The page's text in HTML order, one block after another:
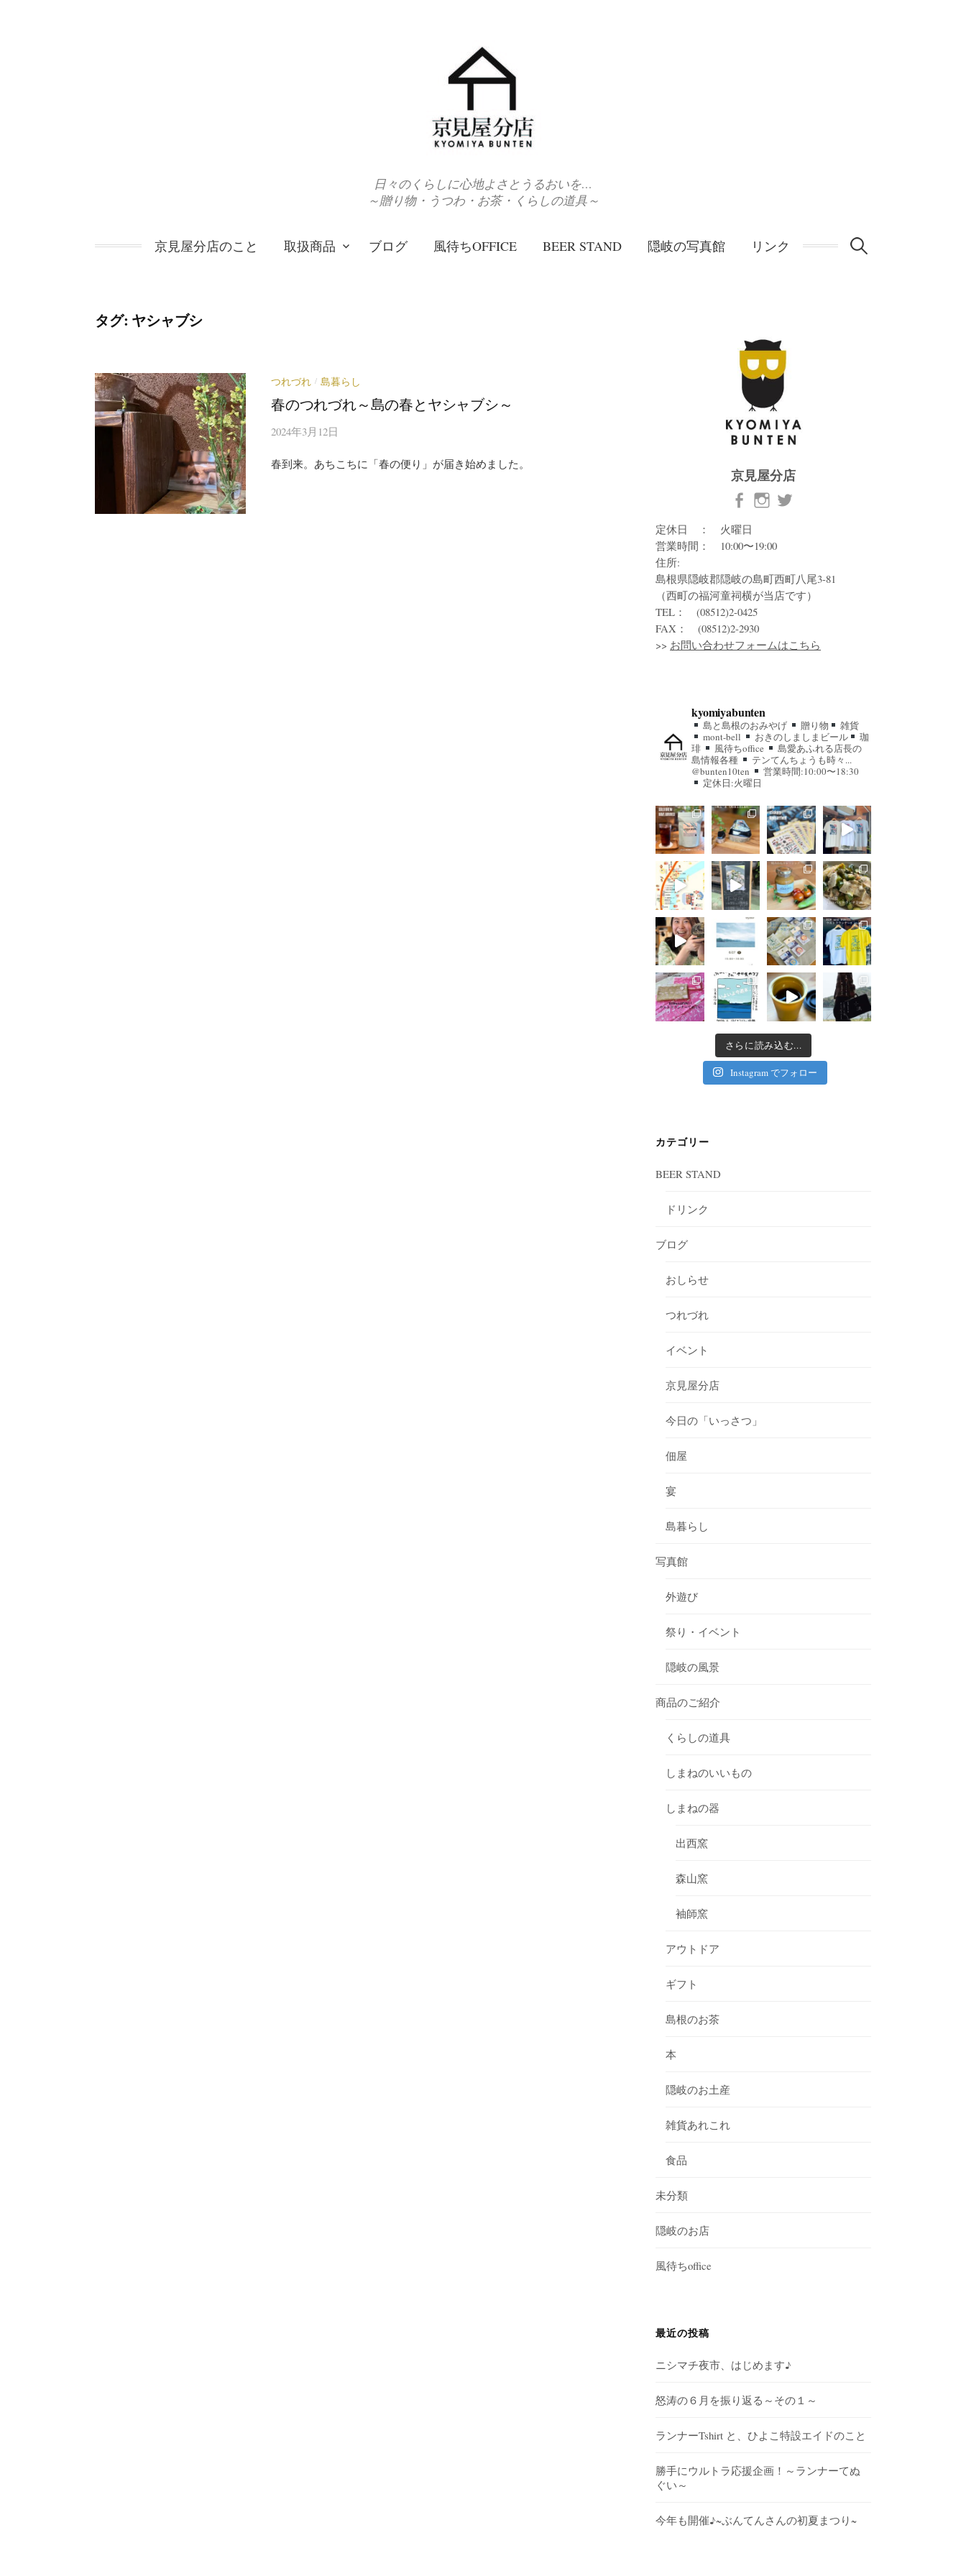
日々のくらしに心地よさとうるおいを…
～贈り物・うつわ・お茶・くらしの道具～
京見屋分店のこと 取扱商品 ブログ 風待ちOFFICE BEER STAND 隠岐の写真館 リンク 検
タグ: ヤシャブシ
つれづれ / 島暮らし
春のつれづれ～島の春とヤシャブシ～
2024年3月12日
春到来。あちこちに「春の便り」が届き始めました。
京見屋分店
定休日 ： 火曜日
営業時間： 10:00〜19:00
住所:
島根県隠岐郡隠岐の島町西町八尾3-81
（西町の福河童祠横が当店です）
TEL： (08512)2-0425
FAX： (08512)2-2930
>> お問い合わせフォームはこちら
kyomiyabunten
島と島根のおみやげ 贈り物
雑貨
mont-bell
おきのしましまビール
珈
琲
風待ちoffice
島愛あふれる店長の
島情報各種
テンてんちょうも時々...
@bunten10ten
営業時間:10:00〜18:30
定休日:火曜日
さらに読み込む...
Instagram でフォロー
カテゴリー
BEER STAND
ドリンク
ブログ
おしらせ
つれづれ
イベント
京見屋分店
今日の「いっさつ」
佃屋
宴
島暮らし
写真館
外遊び
祭り・イベント
隠岐の風景
商品のご紹介
くらしの道具
しまねのいいもの
しまねの器
出西窯
森山窯
袖師窯
アウトドア
ギフト
島根のお茶
本
隠岐のお土産
雑貨あれこれ
食品
未分類
隠岐のお店
風待ちoffice
最近の投稿
ニシマチ夜市、はじめます♪
怒涛の６月を振り返る～その１～
ランナーTshirt と、ひよこ特設エイドのこと
勝手にウルトラ応援企画！～ランナーてぬ
ぐい～
今年も開催♪~ぶんてんさんの初夏まつり~